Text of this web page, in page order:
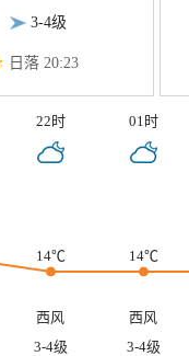
3-4级
日落 20:23
22时 01时
14℃
14℃
西风 西风
3-4级 3-4级